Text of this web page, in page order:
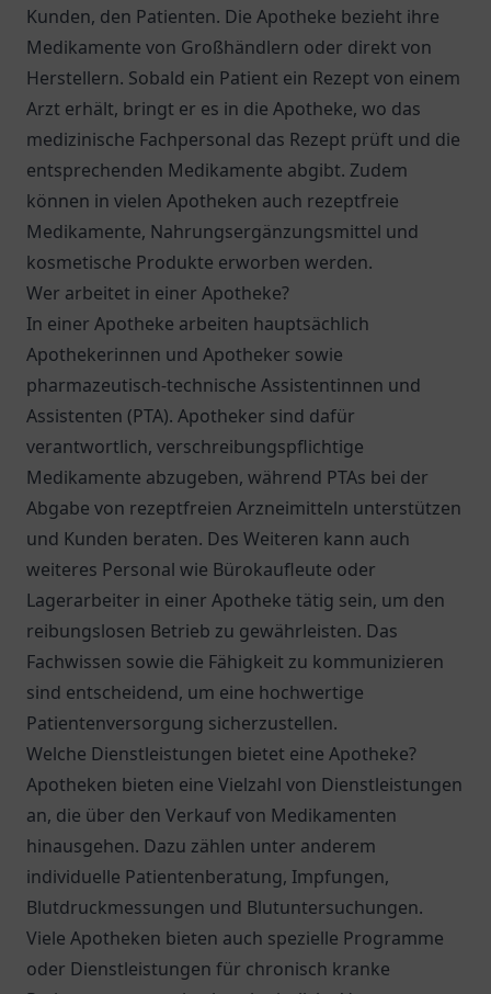
Kunden, den Patienten. Die Apotheke bezieht ihre
Medikamente von Großhändlern oder direkt von
Herstellern. Sobald ein Patient ein Rezept von einem
Arzt erhält, bringt er es in die Apotheke, wo das
medizinische Fachpersonal das Rezept prüft und die
entsprechenden Medikamente abgibt. Zudem
können in vielen Apotheken auch rezeptfreie
Medikamente, Nahrungsergänzungsmittel und
kosmetische Produkte erworben werden.
Wer arbeitet in einer Apotheke?
In einer Apotheke arbeiten hauptsächlich
Apothekerinnen und Apotheker sowie
pharmazeutisch-technische Assistentinnen und
Assistenten (PTA). Apotheker sind dafür
verantwortlich, verschreibungspflichtige
Medikamente abzugeben, während PTAs bei der
Abgabe von rezeptfreien Arzneimitteln unterstützen
und Kunden beraten. Des Weiteren kann auch
weiteres Personal wie Bürokaufleute oder
Lagerarbeiter in einer Apotheke tätig sein, um den
reibungslosen Betrieb zu gewährleisten. Das
Fachwissen sowie die Fähigkeit zu kommunizieren
sind entscheidend, um eine hochwertige
Patientenversorgung sicherzustellen.
Welche Dienstleistungen bietet eine Apotheke?
Apotheken bieten eine Vielzahl von Dienstleistungen
an, die über den Verkauf von Medikamenten
hinausgehen. Dazu zählen unter anderem
individuelle Patientenberatung, Impfungen,
Blutdruckmessungen und Blutuntersuchungen.
Viele Apotheken bieten auch spezielle Programme
oder Dienstleistungen für chronisch kranke